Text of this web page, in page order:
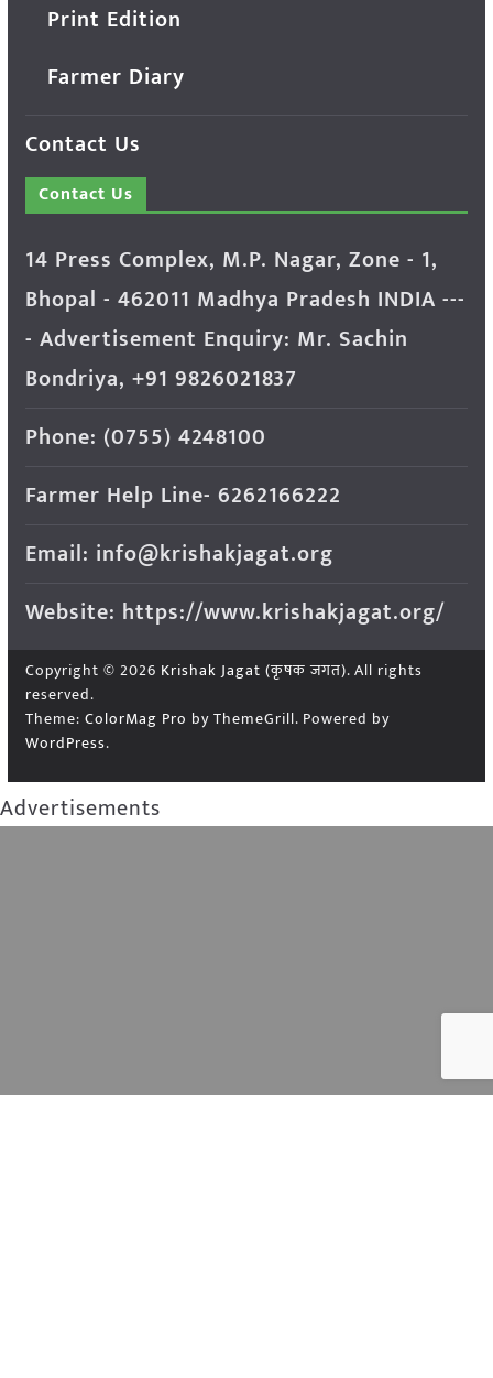
Print Edition
Farmer Diary
Contact Us
Contact Us
14 Press Complex, M.P. Nagar, Zone - 1,
Bhopal - 462011 Madhya Pradesh INDIA ---
- Advertisement Enquiry: Mr. Sachin
Bondriya, +91 9826021837
Phone: (0755) 4248100
Farmer Help Line- 6262166222
Email: info@krishakjagat.org
Website: https://www.krishakjagat.org/
Copyright © 2026 Krishak Jagat (कृषक जगत). All rights
reserved.
Theme: ColorMag Pro by ThemeGrill. Powered by
WordPress.
Advertisements